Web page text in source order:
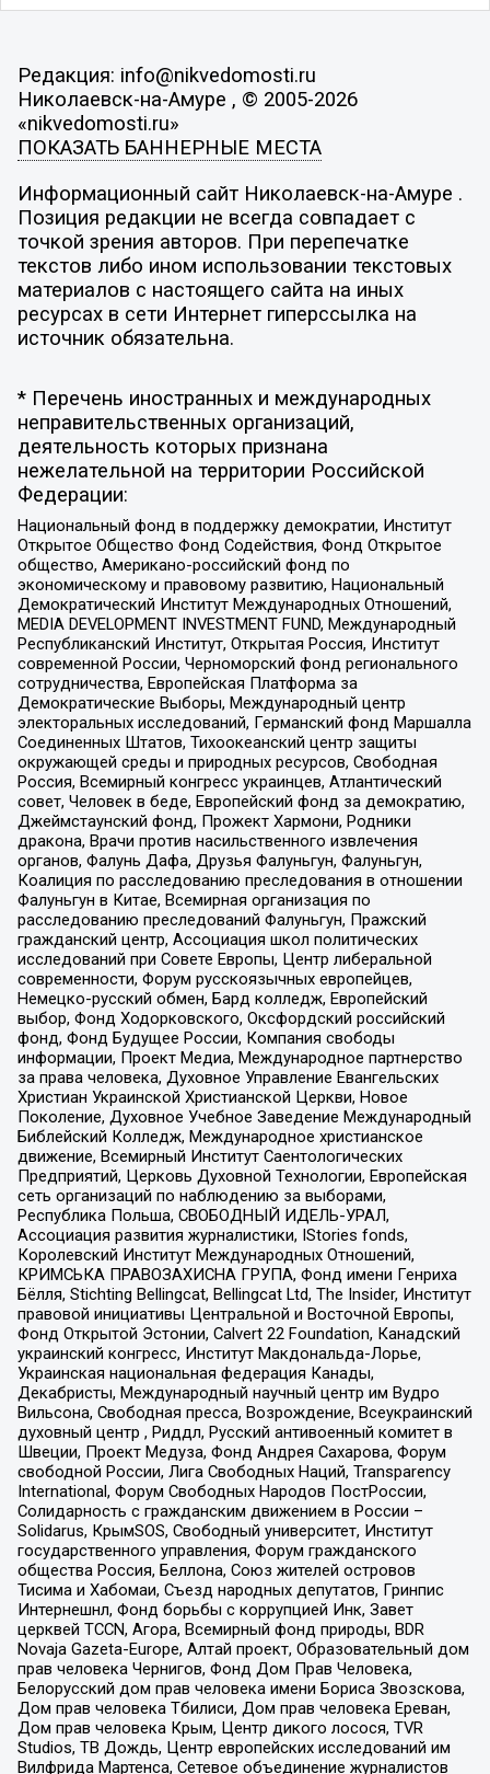
Редакция: info@nikvedomosti.ru
Николаевск-на-Амуре , © 2005-2026
«nikvedomosti.ru»
ПОКАЗАТЬ БАННЕРНЫЕ МЕСТА
Информационный сайт Николаевск-на-Амуре .
Позиция редакции не всегда совпадает с
точкой зрения авторов. При перепечатке
текстов либо ином использовании текстовых
материалов с настоящего сайта на иных
ресурсах в сети Интернет гиперссылка на
источник обязательна.
* Перечень иностранных и международных
неправительственных организаций,
деятельность которых признана
нежелательной на территории Российской
Федерации:
Национальный фонд в поддержку демократии, Институт
Открытое Общество Фонд Содействия, Фонд Открытое
общество, Американо-российский фонд по
экономическому и правовому развитию, Национальный
Демократический Институт Международных Отношений,
MEDIA DEVELOPMENT INVESTMENT FUND, Международный
Республиканский Институт, Открытая Россия, Институт
современной России, Черноморский фонд регионального
сотрудничества, Европейская Платформа за
Демократические Выборы, Международный центр
электоральных исследований, Германский фонд Маршалла
Соединенных Штатов, Тихоокеанский центр защиты
окружающей среды и природных ресурсов, Свободная
Россия, Всемирный конгресс украинцев, Атлантический
совет, Человек в беде, Европейский фонд за демократию,
Джеймстаунский фонд, Прожект Хармони, Родники
дракона, Врачи против насильственного извлечения
органов, Фалунь Дафа, Друзья Фалуньгун, Фалуньгун,
Коалиция по расследованию преследования в отношении
Фалуньгун в Китае, Всемирная организация по
расследованию преследований Фалуньгун, Пражский
гражданский центр, Ассоциация школ политических
исследований при Совете Европы, Центр либеральной
современности, Форум русскоязычных европейцев,
Немецко-русский обмен, Бард колледж, Европейский
выбор, Фонд Ходорковского, Оксфордский российский
фонд, Фонд Будущее России, Компания свободы
информации, Проект Медиа, Международное партнерство
за права человека, Духовное Управление Евангельских
Христиан Украинской Христианской Церкви, Новое
Поколение, Духовное Учебное Заведение Международный
Библейский Колледж, Международное христианское
движение, Всемирный Институт Саентологических
Предприятий, Церковь Духовной Технологии, Европейская
сеть организаций по наблюдению за выборами,
Республика Польша, СВОБОДНЫЙ ИДЕЛЬ-УРАЛ,
Ассоциация развития журналистики, IStories fonds,
Королевский Институт Международных Отношений,
КРИМСЬКА ПРАВОЗАХИСНА ГРУПА, Фонд имени Генриха
Бёлля, Stichting Bellingcat, Bellingcat Ltd, The Insider, Институт
правовой инициативы Центральной и Восточной Европы,
Фонд Открытой Эстонии, Calvert 22 Foundation, Канадский
украинский конгресс, Институт Макдональда-Лорье,
Украинская национальная федерация Канады,
Декабристы, Международный научный центр им Вудро
Вильсона, Свободная пресса, Возрождение, Всеукраинский
духовный центр , Риддл, Русский антивоенный комитет в
Швеции, Проект Медуза, Фонд Андрея Сахарова, Форум
свободной России, Лига Свободных Наций, Transparеncy
International, Форум Свободных Народов ПостРоссии,
Солидарность с гражданским движением в России –
Solidarus, КрымSOS, Свободный университет, Институт
государственного управления, Форум гражданского
общества Россия, Беллона, Союз жителей островов
Тисима и Хабомаи, Съезд народных депутатов, Гринпис
Интернешнл, Фонд борьбы с коррупцией Инк, Завет
церквей TCCN, Агора, Всемирный фонд природы, BDR
Novaja Gazeta-Europe, Алтай проект, Образовательный дом
прав человека Чернигов, Фонд Дом Прав Человека,
Белорусский дом прав человека имени Бориса Звозскова,
Дом прав человека Тбилиси, Дом прав человека Ереван,
Дом прав человека Крым, Центр дикого лосося, TVR
Studios, ТВ Дождь, Центр европейских исследований им
Вилфрида Мартенса, Сетевое объединение журналистов